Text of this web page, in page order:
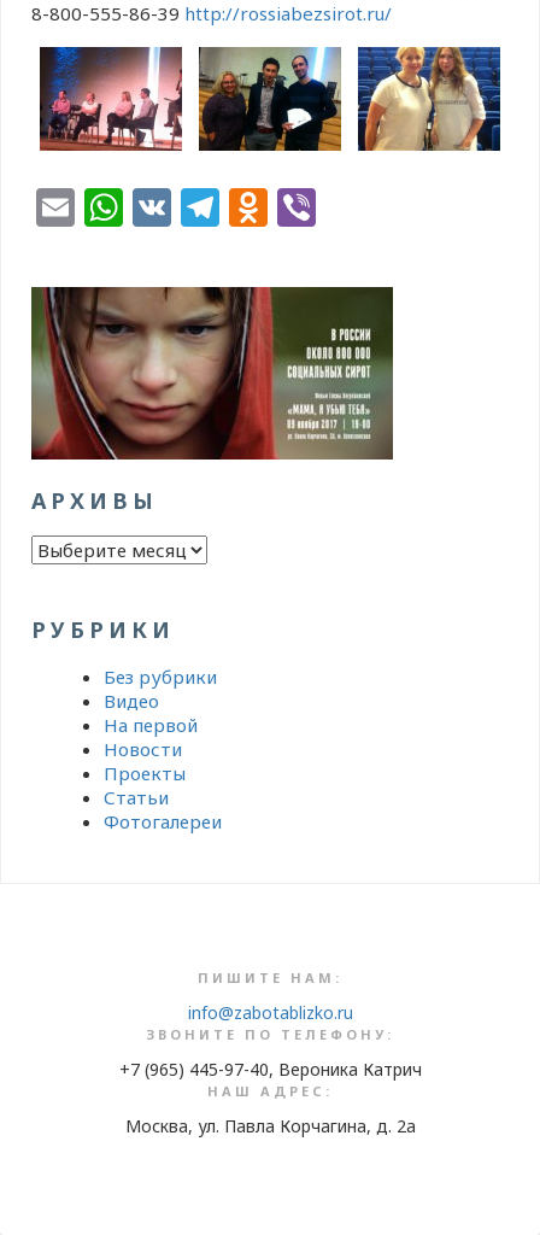
8-800-555-86-39 http://rossiabezsirot.ru/
EmailWhatsApp
VK Telegram
Odnoklassniki
АРХИВЫ
Архивы
РУБРИКИ
Без рубрики
Видео
На первой
Новости
Проекты
Статьи
Фотогалереи
ПИШИТЕ НАМ:
info@zabotablizko.ru
ЗВОНИТЕ ПО ТЕЛЕФОНУ:
+7 (965) 445-97-40, Вероника Катрич
НАШ АДРЕС:
Москва, ул. Павла Корчагина, д. 2а